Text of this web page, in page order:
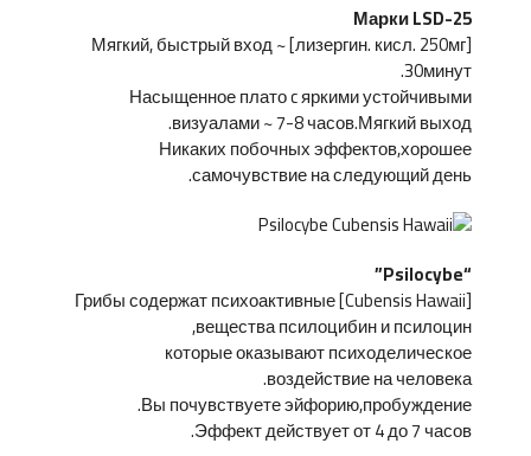
Марки LSD-25
[лизергин. кисл. 250мг] Мягкий, быстрый вход ~
30минут.
Насыщенное плато c яркими устойчивыми
визуалами ~ 7-8 часов.Мягкий выход.
Никаких побочных эффектов,хорошее
самочувствие на следующий день.
“Psilocybe”
[Cubensis Hawaii] Грибы содержат психоактивные
вещества псилоцибин и псилоцин,
которые оказывают психоделическое
воздействие на человека.
Вы почувствуете эйфорию,пробуждение.
Эффект действует от 4 до 7 часов.